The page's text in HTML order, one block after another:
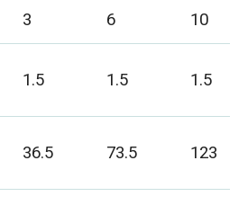
3 6
10
1.5 1.5 1.5
36.5 73.5 123